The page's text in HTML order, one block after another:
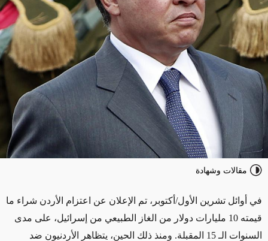
مقالات وشهادة
في أوائل تشرين الأول/أكتوبر، تم الإعلان عن اعتزام الأردن شراء ما
قيمته 10 مليارات دولار من الغاز الطبيعي من إسرائيل، على مدى
السنوات الـ 15 المقبلة. ومنذ ذلك الحين، يتظاهر الأردنيون ضد